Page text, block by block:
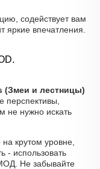
содействует вам
яркие впечатления.
(Змеи и лестницы)
перспективы,
не нужно искать
крутом уровне,
- использовать
Не забывайте